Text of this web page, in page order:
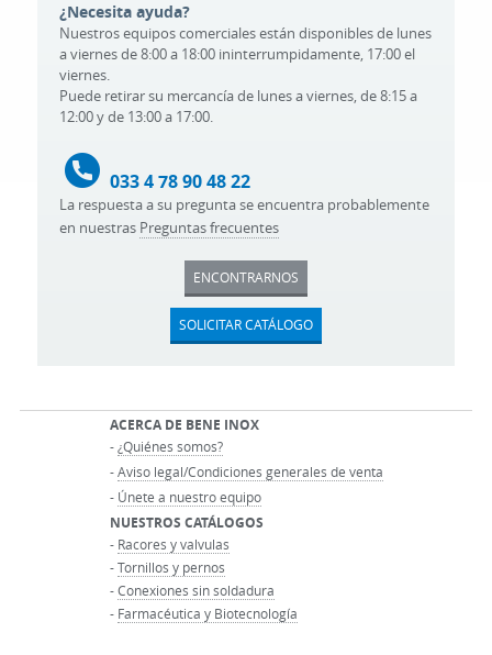
¿Necesita ayuda?
Nuestros equipos comerciales están disponibles de lunes
a viernes de 8:00 a 18:00 ininterrumpidamente, 17:00 el
viernes.
Puede retirar su mercancía de lunes a viernes, de 8:15 a
12:00 y de 13:00 a 17:00.
033 4 78 90 48 22
La respuesta a su pregunta se encuentra probablemente
en nuestras Preguntas frecuentes
ENCONTRARNOS
SOLICITAR CATÁLOGO
ACERCA DE BENE INOX
-¿Quiénes somos?
-Aviso legal/Condiciones generales de venta
- Únete a nuestro equipo
NUESTROS CATÁLOGOS
- Racores y valvulas
-Tornillos y pernos
-Conexiones sin soldadura
- Farmacéutica y Biotecnología